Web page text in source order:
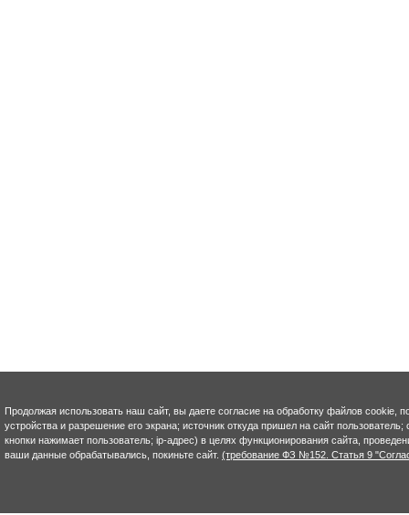
Продолжая использовать наш сайт, вы даете согласие на обработку файлов
устройства и разрешение его экрана; источник откуда пришел на сайт
кнопки нажимает пользователь; ip-адрес) в целях функционирования сайта,
ваши данные обрабатывались, покиньте сайт. (требование ФЗ №152. Статья 9